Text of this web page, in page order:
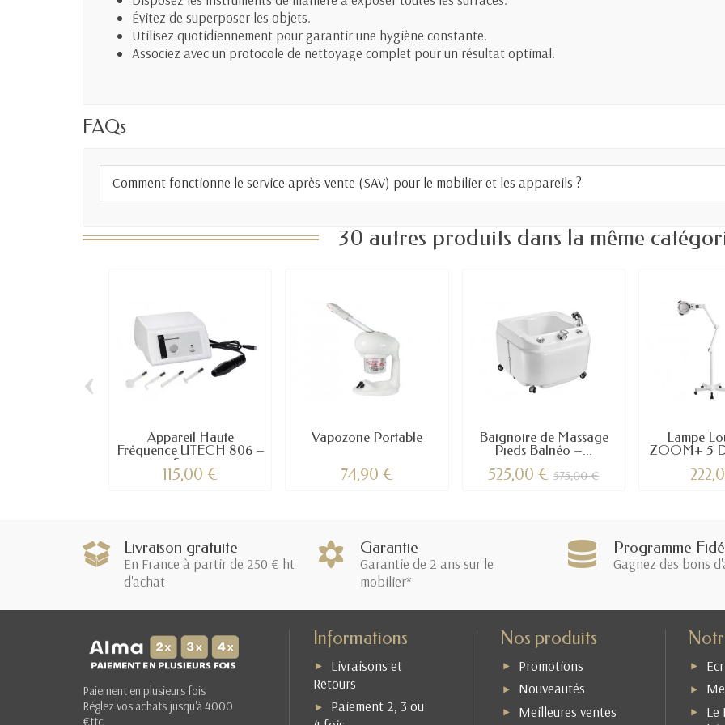
Évitez de superposer les objets.
Utilisez quotidiennement pour garantir une hygiène constante.
Associez avec un protocole de nettoyage complet pour un résultat optimal.
FAQs
Comment fonctionne le service après-vente (SAV) pour le mobilier et les appareils ?
30 autres produits dans la même
Appareil Haute
Fréquence UTECH 806 –
Soin...
115,00 €
Vapozone Portable
74,90 €
Baignoire de Massage
Pieds Balnéo –...
525,00 €575,00 €
Lampe
ZOOM+ 5
‹
Livraison gratuite
En France à partir de 250 € ht
d'achat
Garantie
Garantie de 2 ans sur le
mobilier*
Programme
Gagnez des bons
Paiement en plusieurs fois
Réglez vos achats jusqu'à 4000
€ttc
Informations
Livraisons et
Retours
Paiement 2, 3 ou
Nos produits
Promotions
Nouveautés
Meilleures ventes
Le